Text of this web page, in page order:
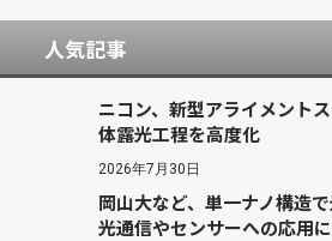
人気記事
ニコン、新型アライメント
体露光工程を高度化
2026年7月30日
岡山大など、単一ナノ構造
光通信やセンサーへの応用